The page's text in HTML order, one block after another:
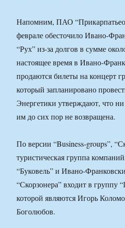
Напомним, ПАО
феврале обесточило Ивано-
“Рух” из-за долгов в сумме
настоящее время в Ивано-
продаются билеты на концерт
который запланировано
Энергетики утверждают, что
им до сих пор не возвращена.
По версии “Business-groups”,
туристическая группа
“Буковель” и Ивано-
“Скорзонера” входит в группу
которой являются Игорь
Боголюбов.